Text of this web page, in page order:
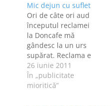
şi apoi intenţionez
să dorm mult.
Drumul Iaşi - Sovata
[jud. Mureş] a fost
lung, ne-a urmărit
norişorul personal…
Mic dejun cu suflet
Ori de câte ori aud
începutul reclamei
la Doncafe mă
gândesc la un urs
supărat. Reclama e
cea de mai jos, dar
au scurtat-o ca să-şi
permită să o
26 iunie 2011
În „publicitate
mioritică”